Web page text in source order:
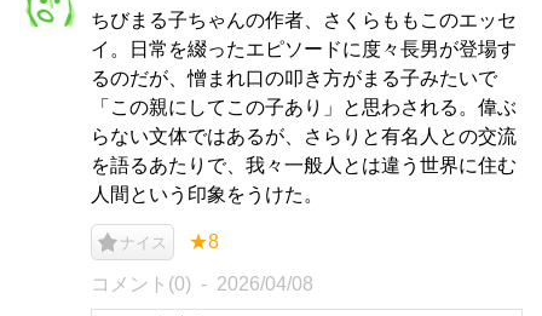
ちびまる子ちゃんの作者、さくらももこのエッセ
イ。日常を綴ったエピソードに度々長男が登場す
るのだが、憎まれ口の叩き方がまる子みたいで
「この親にしてこの子あり」と思わされる。偉ぶ
らない文体ではあるが、さらりと有名人との交流
を語るあたりで、我々一般人とは違う世界に住む
人間という印象をうけた。
ナイス ★8
コメント(0) 2026/04/08